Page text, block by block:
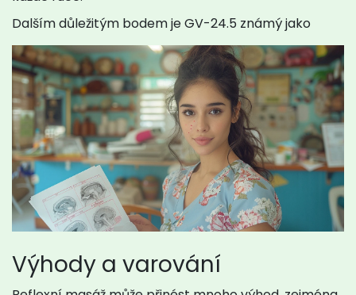
Dalším důležitým bodem je GV-24.5 známý jako
Výhody a varování